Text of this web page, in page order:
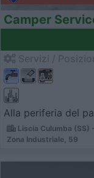
Camper
Alla periferia del
Liscia Culumba (SS)
Zona Industriale, 59